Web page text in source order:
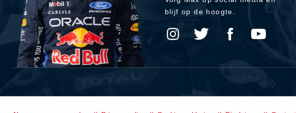
blijf op de hoogte.